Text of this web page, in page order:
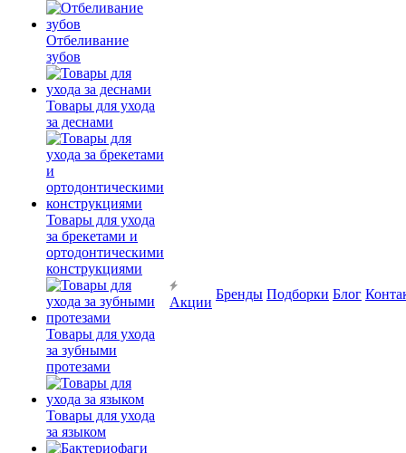
Отбеливание
зубов
Товары для ухода
за деснами
Товары для ухода
за брекетами и
ортодонтическими
конструкциями
Товары для ухода
за зубными
протезами
Товары для ухода
за языком
Акции
Бренды Подборки Блог